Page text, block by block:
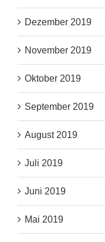
Dezember 2019
November 2019
Oktober 2019
September 2019
August 2019
Juli 2019
Juni 2019
Mai 2019